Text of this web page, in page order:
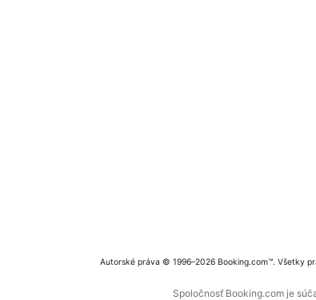
Autorské práva © 1996–2026 Booking.com™. Všetky
Spoločnosť Booking.com je